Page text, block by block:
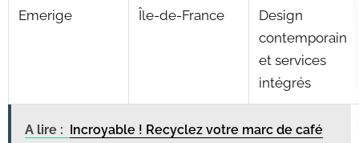
Emerige Île-de-France
Design
contemporain
et services
intégrés
A lire : Incroyable ! Recyclez votre marc de café